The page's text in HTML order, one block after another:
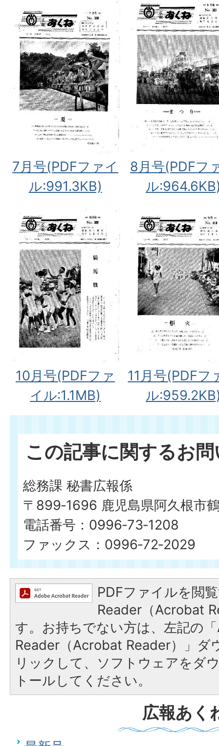
7月号(PDFファイ
ル:991.3KB)
8月号(PDFフ
ル
10月号(PDFファ
イル:1.1MB)
11月号(PDFフ
ル
この記事に関するお
総務課 秘書広報係
〒899‐1696 鹿児島県阿久根市
電話番号：0996‐73‐1208
ファックス：0996‐72‐2029
PDFファイルを閲
Reader（Acrobat
す。お持ちでない方は、左記の
Reader（Acrobat Reader）」ダ
リックして、ソフトウェアをダ
トールしてください。
広報あく